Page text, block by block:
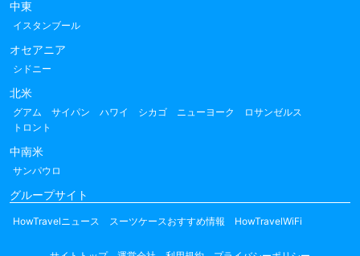
中東
イスタンブール
オセアニア
シドニー
北米
グアム サイパン ハワイ シカゴ ニューヨーク
ロサンゼルス
トロント
中南米
サンパウロ
グループサイト
HowTravelニュース スーツケースおすすめ情報 HowTravelWiFi